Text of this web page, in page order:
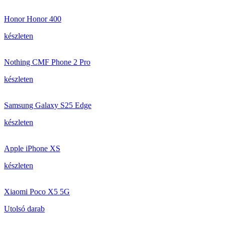
Honor Honor 400
készleten
Nothing CMF Phone 2 Pro
készleten
Samsung Galaxy S25 Edge
készleten
Apple iPhone XS
készleten
Xiaomi Poco X5 5G
Utolsó darab